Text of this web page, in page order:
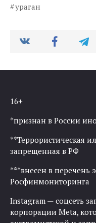
ураган
16+
*признан в России
**Террористическая
запрещенная в РФ
***внесен в перечень
Росфинмониторинга
Instagram — соцсеть
корпорации Meta,